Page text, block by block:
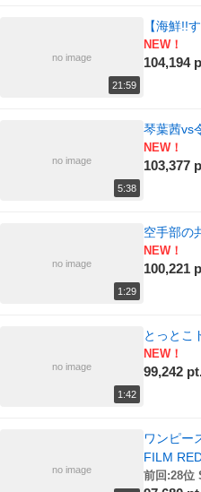
no image
21:59
【海鮮!!
NEW！
104,194
no image
5:38
琴葉茜vs
NEW！
103,377
no image
1:29
空手部の
NEW！
100,221
no image
1:42
とっとこ
NEW！
99,242
no image
ワンピー
FILM RED
前回:28位